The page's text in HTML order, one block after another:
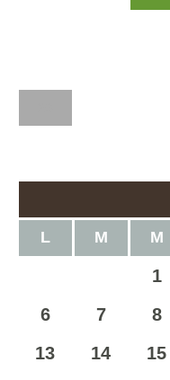
L M M
1
6 7 8
13 14 15